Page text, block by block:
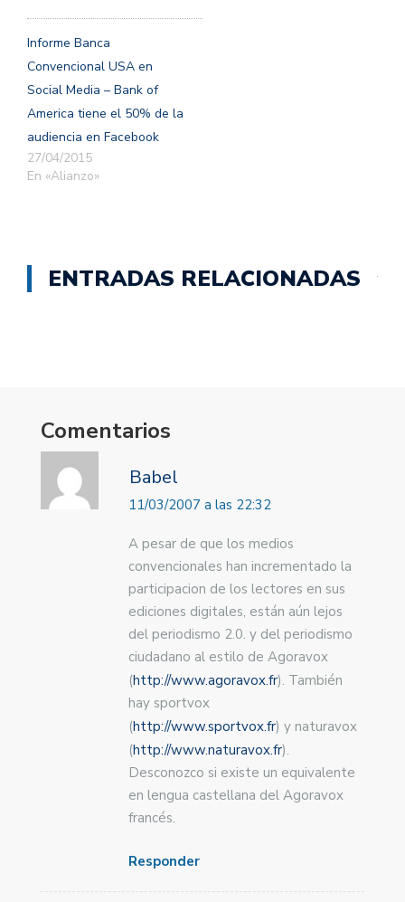
Informe Banca
Convencional USA en
Social Media – Bank of
America tiene el 50% de la
audiencia en Facebook
27/04/2015
En «Alianzo»
ENTRADAS RELACIONADAS
Comentarios
Babel
11/03/2007 a las 22:32
A pesar de que los medios
convencionales han incrementado la
participacion de los lectores en sus
ediciones digitales, están aún lejos
del periodismo 2.0. y del periodismo
ciudadano al estilo de Agoravox
(http://www.agoravox.fr). También
hay sportvox
(http://www.sportvox.fr) y naturavox
(http://www.naturavox.fr).
Desconozco si existe un equivalente
en lengua castellana del Agoravox
francés.
Responder